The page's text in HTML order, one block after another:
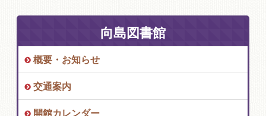
向島図書館
概要・お知らせ
交通案内
開館カレンダー